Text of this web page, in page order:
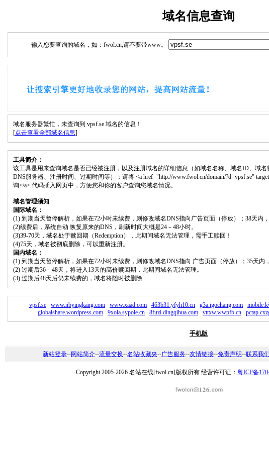
域名信息查询
输入您要查询的域名，如：fwol.cn,请不要带www。
域名服务器繁忙，未查询到 vpsf.se 域名的信息！
[点击查看全部域名信息]
工具简介：
该工具是用来查询域名是否已经被注册，以及注册域名的详细信息（如域名名称、域名ID、域名
DNS服务器、注册时间、过期时间等）；请将 <a href="http://www.fwol.cn/domain/?d=vpsf.se"
询</a> 代码插入网页中，方便您和你的客户查询您域名情况。
域名管理须知
国际域名：
(1) 到期当天暂停解析，如果在72小时未续费，则修改域名DNS指向广告页面（停放）；38天内，
(2)续费后，系统自动 恢复原来的DNS，刷新时间大概是24－48小时。
(3)39-70天，域名处于赎回期（Redemption），此期间域名无法管理，需手工赎回！
(4)75天，域名被彻底删除，可以重新注册。
国内域名：
(1) 到期当天暂停解析，如果在72小时未续费，则修改域名DNS指向 广告页面（停放）；35天内
(2) 过期后36－48天，将进入13天的高价赎回期，此期间域名无法管理。
(3) 过期后48天后仍未续费的，域名将随时被删除
vpsf.se www.nbyingkang.com www.xaad.com 463b31.yfyh10.cn g3a.igochang.com
globalshare.wordpress.com
9xola.sypole.cn 8fuzi.dingqihua.com vttxw.wwpfb.cn
手机版
新站登录--网站简介--流量交换--名站收藏夹--广告服务--友情链接--免责声明--联系我们
Copyright 2005-2026 名站在线[fwol.cn]版权所有 经营许可证： 粤ICP备